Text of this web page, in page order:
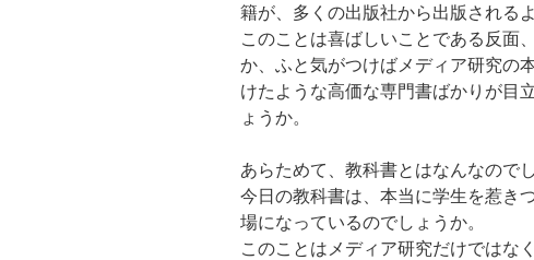
籍が、多くの出版社から出版される
このことは喜ばしいことである反面
か、ふと気がつけばメディア研究の
けたような高価な専門書ばかりが目
ょうか。
あらためて、教科書とはなんなのでし
今日の教科書は、本当に学生を惹き
場になっているのでしょうか。
このことはメディア研究だけではな